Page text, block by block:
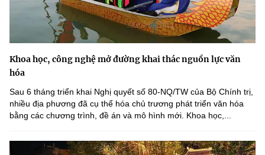
Khoa học, công nghệ mở đường khai thác nguồn lực văn
hóa
Sau 6 tháng triển khai Nghị quyết số 80-NQ/TW của Bộ Chính trị,
nhiều địa phương đã cụ thể hóa chủ trương phát triển văn hóa
bằng các chương trình, đề án và mô hình mới. Khoa học,...